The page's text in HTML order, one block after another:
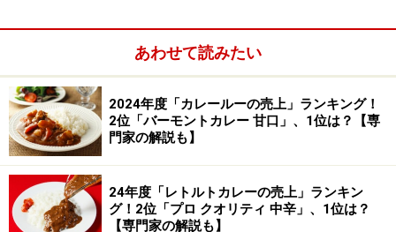
ダージリンには腕利きのシェフ、ラムさんがいて、店主
シャランさんと一緒に赤門レッドカレーの開発をしまし
た。その後赤門レッドカレーが完成したという連絡が入
り、食べに行って見ると驚く程の辛さのカレーだったの
です。しかしまた病み付きになるような、次へ次へとス
あわせて読みたい
2024年度「カレールーの売上」ランキング！
2位「バーモントカレー 甘口」、1位は？【専
門家の解説も】
24年度「レトルトカレーの売上」ランキン
グ！2位「プロ クオリティ 中辛」、1位は？
【専門家の解説も】